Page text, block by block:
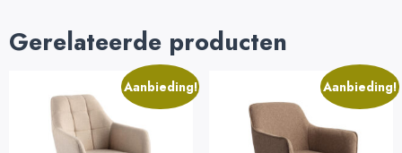
Gerelateerde producten
Aanbieding! Aanbieding!